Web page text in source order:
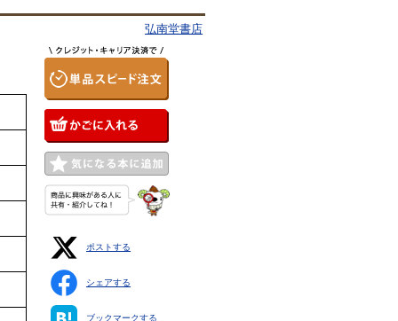
弘南堂書店
ポストする
シェアする
ブックマークする